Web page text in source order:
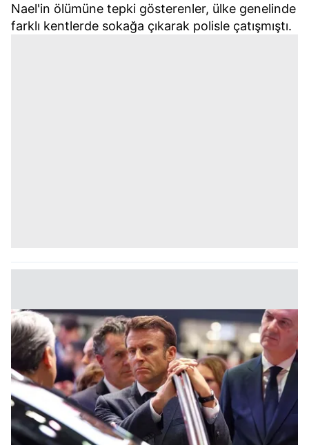
Nael'in ölümüne tepki gösterenler, ülke genelinde
farklı kentlerde sokağa çıkarak polisle çatışmıştı.